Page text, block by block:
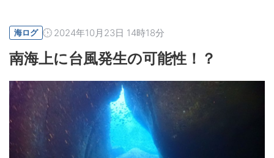
海ログ 2024年10月23日 14時18分
南海上に台風発生の可能性！？